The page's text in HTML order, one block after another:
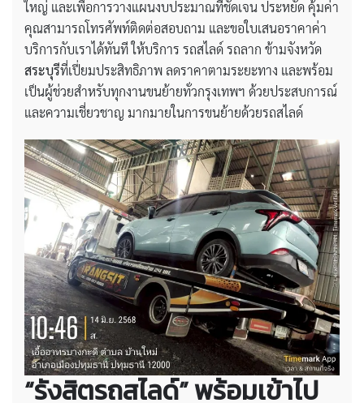
ใหญ่ และเพื่อการวางแผนงบประมาณที่ชัดเจน ประหยัด คุ้มค่า
คุณสามารถโทรศัพท์ติดต่อสอบถาม และขอใบเสนอราคาค่า
บริการกับเราได้ทันที ให้บริการ รถสไลด์ รถลาก ข้ามจังหวัด
สระบุรีที่เปี่ยมประสิทธิภาพ ลดราคาตามระยะทาง และพร้อม
เป็นผู้ช่วยสำหรับทุกงานขนย้ายทั่วกรุงเทพฯ ด้วยประสบการณ์
และความเชี่ยวชาญ มากมายในการขนย้ายด้วยรถสไลด์
“รังสิตรถสไลด์” พร้อมเข้าไป